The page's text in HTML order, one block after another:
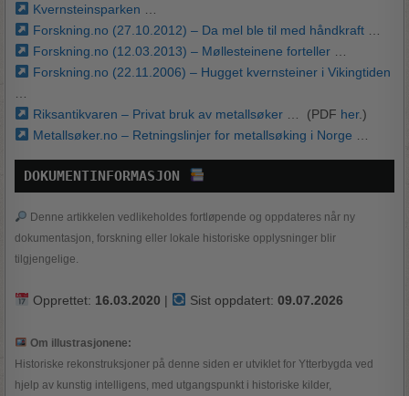
Kvernsteinsparken
Forskning.no (27.10.2012) – Da mel ble til med håndkraft
Forskning.no (12.03.2013) – Møllesteinene forteller
Forskning.no (22.11.2006) – Hugget kvernsteiner i Vikingtiden
Riksantikvaren – Privat bruk av metallsøker … (PDF her.)
Metallsøker.no – Retningslinjer for metallsøking i Norge
DOKUMENTINFORMASJON
Denne artikkelen vedlikeholdes fortløpende og oppdateres når ny
dokumentasjon, forskning eller lokale historiske opplysninger blir
tilgjengelige.
Opprettet: 16.03.2020 | Sist oppdatert:09.07.2026
Om illustrasjonene:
Historiske rekonstruksjoner på denne siden er utviklet for Ytterbygda ved
hjelp av kunstig intelligens, med utgangspunkt i historiske kilder,